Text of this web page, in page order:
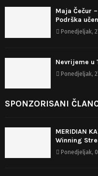
Maja Čečur
Podrška
Ponedjeljak,
Nevrijeme u
Ponedjeljak,
SPONZORISANI
MERIDIAN
Winning
Ponedjeljak,